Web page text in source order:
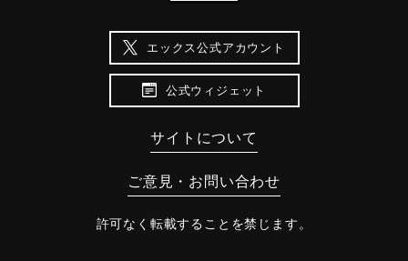
エックス公式アカウント
公式ウィジェット
サイトについて
ご意見・お問い合わせ
許可なく転載することを禁じます。